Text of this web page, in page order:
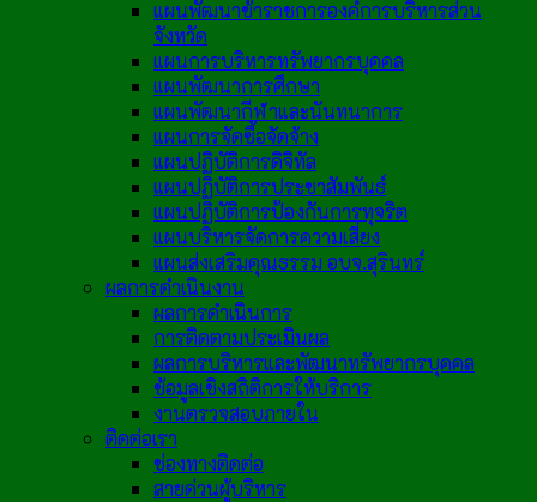
แผนพัฒนาข้าราชการองค์การบริหารส่วน
จังหวัด
แผนการบริหารทรัพยากรบุคคล
แผนพัฒนาการศึกษา
แผนพัฒนากีฬาและนันทนาการ
แผนการจัดซื้อจัดจ้าง
แผนปฏิบัติการดิจิทัล
แผนปฏิบัติการประชาสัมพันธ์
แผนปฏิบัติการป้องกันการทุจริต
แผนบริหารจัดการความเสี่ยง
แผนส่งเสริมคุณธรรม อบจ.สุรินทร์
ผลการดำเนินงาน
ผลการดำเนินการ
การติดตามประเมินผล
ผลการบริหารและพัฒนาทรัพยากรบุคคล
ข้อมูลเชิงสถิติการให้บริการ
งานตรวจสอบภายใน
ติดต่อเรา
ช่องทางติดต่อ
สายด่วนผู้บริหาร